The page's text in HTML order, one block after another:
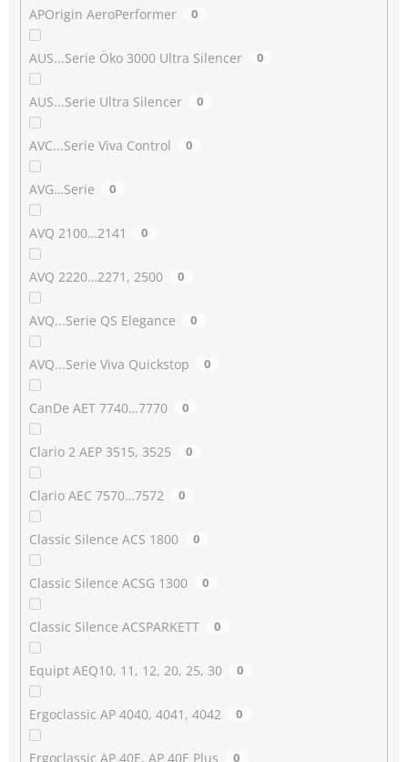
APOrigin AeroPerformer 0
AUS...Serie Öko 3000 Ultra Silencer 0
AUS...Serie Ultra Silencer 0
AVC...Serie Viva Control 0
AVG…Serie 0
AVQ 2100…2141 0
AVQ 2220…2271, 2500 0
AVQ...Serie QS Elegance 0
AVQ...Serie Viva Quickstop 0
CanDe AET 7740…7770 0
Clario 2 AEP 3515, 3525 0
Clario AEC 7570…7572 0
Classic Silence ACS 1800 0
Classic Silence ACSG 1300 0
Classic Silence ACSPARKETT 0
Equipt AEQ10, 11, 12, 20, 25, 30 0
Ergoclassic AP 4040, 4041, 4042 0
Ergoclassic AP 40E, AP 40E Plus 0